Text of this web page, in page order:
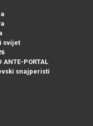
svijet
ANTE-PORTAL
snajperisti